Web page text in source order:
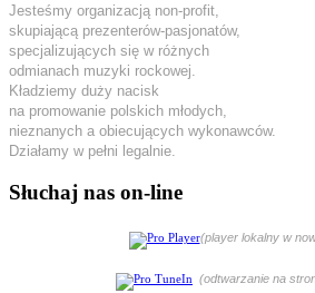
Jesteśmy organizacją non-profit,
skupiającą prezenterów-pasjonatów,
specjalizujących się w różnych
odmianach muzyki rockowej.
Kładziemy duży nacisk
na promowanie polskich młodych,
nieznanych a obiecujących wykonawców.
Działamy w pełni legalnie.
Słuchaj nas on-line
(player lokalny w
(odtwarzanie na